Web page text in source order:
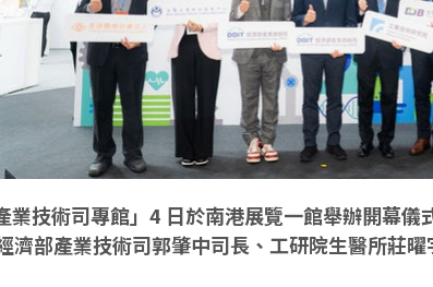
技術司專館」4 日於南港展覽一館舉辦開幕儀
部產業技術司郭肇中司長、工研院生醫所莊